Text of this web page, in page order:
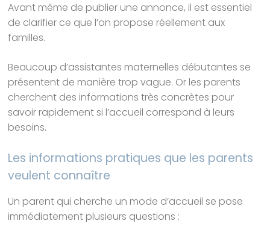
Avant même de publier une annonce, il est essentiel
de clarifier ce que l’on propose réellement aux
familles.
Beaucoup d’assistantes maternelles débutantes se
présentent de manière trop vague. Or les parents
cherchent des informations très concrètes pour
savoir rapidement si l’accueil correspond à leurs
besoins.
Les informations pratiques que les parents
veulent connaître
Un parent qui cherche un mode d’accueil se pose
immédiatement plusieurs questions :